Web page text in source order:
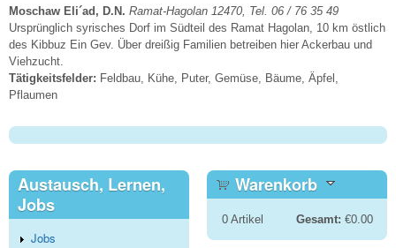
Moschaw Eli´ad, D.N. Ramat-Hagolan 12470, Tel. 06 / 76 35 49
Ursprünglich syrisches Dorf im Südteil des Ramat Hagolan, 10 km östlich
des Kibbuz Ein Gev. Über dreißig Familien betreiben hier Ackerbau und
Viehzucht.
Tätigkeitsfelder: Feldbau, Kühe, Puter, Gemüse, Bäume, Äpfel,
Pflaumen
Austausch, Lernen,
Jobs
Jobs
Warenkorb
0Artikel Gesamt: €0.00